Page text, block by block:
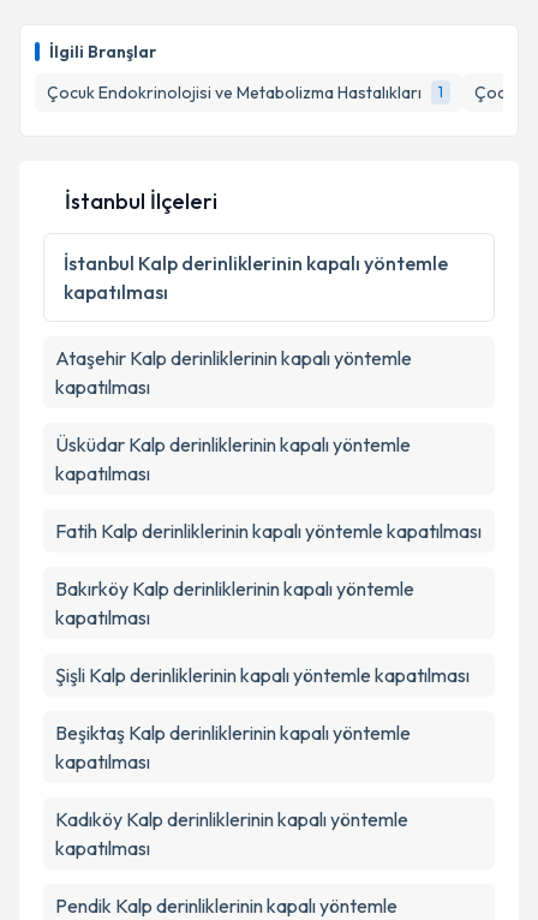
İlgili Branşlar
Çocuk Endokrinolojisi ve Metabolizma Hastalıkları
1 Çocuk
Takvim Talebini Gönder
takvim hazırlandığında e-posta ile bilgilendireceğiz.
Kişisel verilerimin işlenmesine ilişkinAydınlatma
Metni
'ni okudum ve kişisel verilerimin belirtilen
kapsamda işlenmesini kabul ediyorum.
Takvim Talebini Gönder
İstanbul İlçeleri
İstanbul Kalp derinliklerinin kapalı yöntemle
kapatılması
Ataşehir Kalp derinliklerinin kapalı yöntemle
kapatılması
Üsküdar Kalp derinliklerinin kapalı yöntemle
kapatılması
Fatih Kalp derinliklerinin kapalı yöntemle kapatılması
Bakırköy Kalp derinliklerinin kapalı yöntemle
kapatılması
Şişli Kalp derinliklerinin kapalı yöntemle kapatılması
Beşiktaş Kalp derinliklerinin kapalı yöntemle
kapatılması
Kadıköy Kalp derinliklerinin kapalı yöntemle
kapatılması
Pendik Kalp derinliklerinin kapalı yöntemle